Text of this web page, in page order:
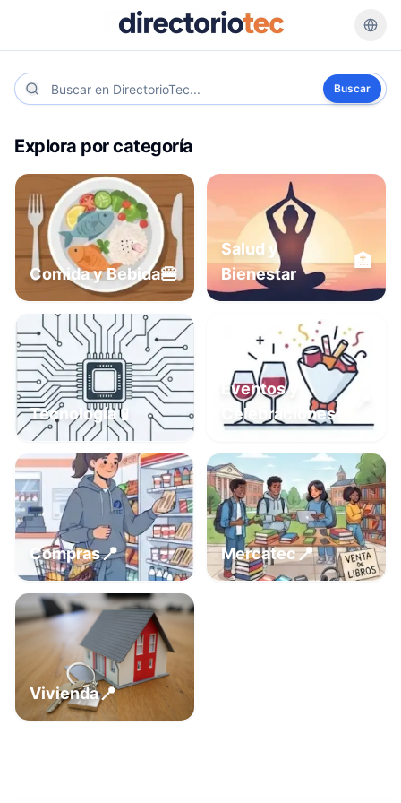
Buscar
Explora por categoría
Comida y Bebida🍔
Salud y
Bienestar
🏥
Tecnología📱
Eventos y
Celebraciones
Compras📍 Mercatec📍
Vivienda📍